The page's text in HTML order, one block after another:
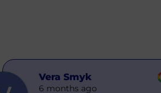
Vera Smyk
6 months ago